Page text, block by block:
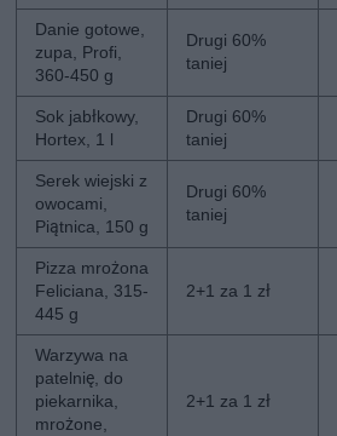
Danie gotowe,
zupa, Profi,
360-450 g
Drugi 60%
taniej
Sok jabłkowy,
Hortex, 1 l
Drugi 60%
taniej
Serek wiejski z
owocami,
Piątnica, 150 g
Drugi 60%
taniej
Pizza mrożona
Feliciana, 315-
445 g
2+1 za 1 zł
Warzywa na
patelnię, do
piekarnika,
mrożone,
2+1 za 1 zł